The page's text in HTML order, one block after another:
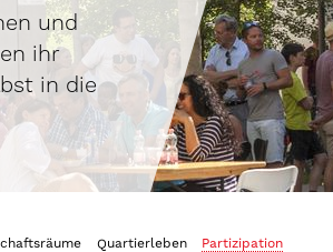
und
ihr
in die
Quartierleben Partizipation